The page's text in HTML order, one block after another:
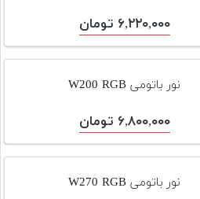
۶,۲۲۰,۰۰۰ تومان
نور باتومی W200 RGB
۶,۸۰۰,۰۰۰ تومان
نور باتومی W270 RGB